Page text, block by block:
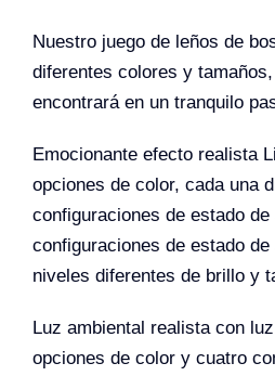
Nuestro juego de leños de
diferentes colores y
encontrará en un tranquilo
Emocionante efecto realista
opciones de color, cada una
configuraciones de estado de
configuraciones de estado
niveles diferentes de brillo y
Luz ambiental realista con
opciones de color y cuatro